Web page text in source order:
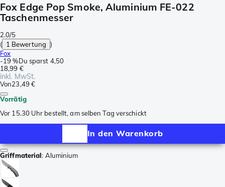
Fox Edge Pop Smoke, Aluminium FE-022
Taschenmesser
2.0/5
( 1 Bewertung )
Fox
-19 %Du sparst 4,50
18,99 €
inkl. MwSt.
Von23,49 €
Vorrätig
Vor 15.30 Uhr bestellt, am selben Tag verschickt
In den Warenkorb
Griffmaterial: Aluminium